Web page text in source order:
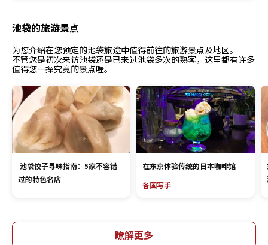
池袋的旅游景点
为您介绍在您预定的池袋旅途中值得前往的旅游景点及地区。
不管您是初次来访池袋还是已来过池袋多次的熟客，这里都有许多
值得您一探究竟的景点喔。
池袋饺子寻味指南：5家不容错
过的特色名店
在东京体验传统的日本咖啡馆
各国写手
瞭解更多